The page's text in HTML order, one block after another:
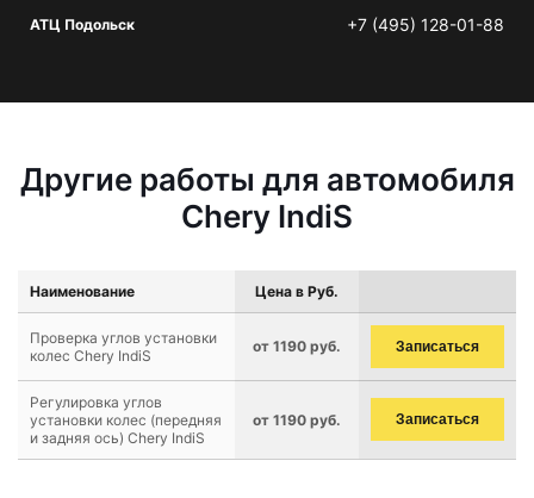
АТЦ Подольск +7 (495) 128-01-88
Другие работы для автомобиля
Chery IndiS
Наименование Цена в Руб.
Проверка углов установки
колес Chery IndiS
от 1190 руб. Записаться
Регулировка углов
установки колес (передняя
и задняя ось) Chery IndiS
от 1190 руб. Записаться